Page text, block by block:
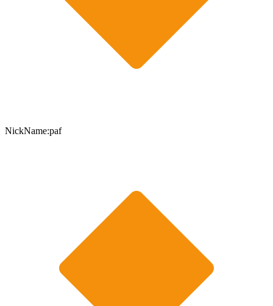
NickName:paf